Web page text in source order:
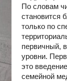
По словам
становится
только по
первичный,
уровни.
это
семейной